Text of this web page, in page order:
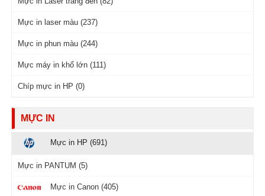
Mực in laser màu (237)
Mực in phun màu (244)
Mực máy in khổ lớn (111)
Chíp mực in HP (0)
MỰC IN
Mực in HP (691)
Mực in PANTUM (5)
Mực in Canon (405)